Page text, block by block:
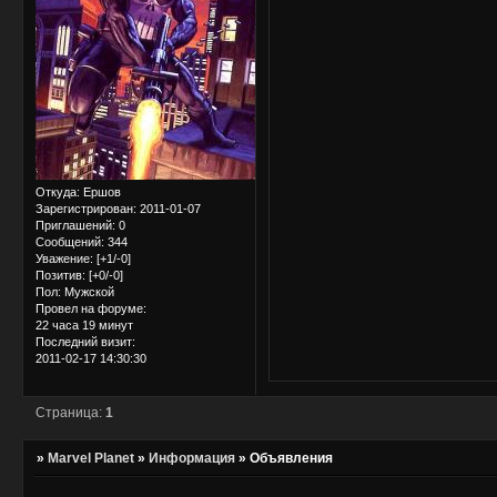
Откуда: Ершов
Зарегистрирован: 2011-01-07
Приглашений: 0
Сообщений: 344
Уважение: [+1/-0]
Позитив: [+0/-0]
Пол: Мужской
Провел на форуме:
22 часа 19 минут
Последний визит:
2011-02-17 14:30:30
Страница:1
» Marvel Planet » Информация »Объявления